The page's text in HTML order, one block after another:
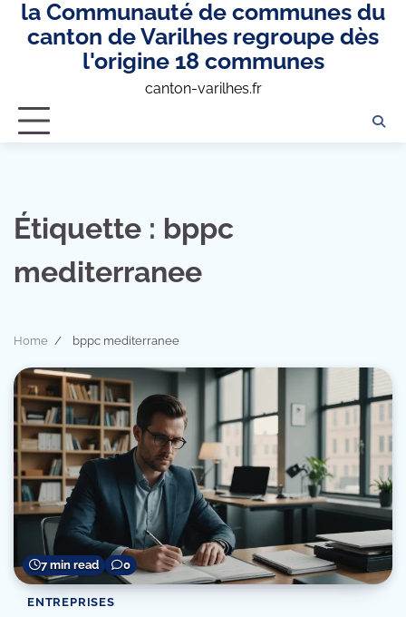
Skipla Communauté de communes du
canton de Varilhes regroupe dès
l'origine 18 communes
canton-varilhes.fr
Étiquette : bppc
mediterranee
Home bppc mediterranee
7 min read 0
ENTREPRISES